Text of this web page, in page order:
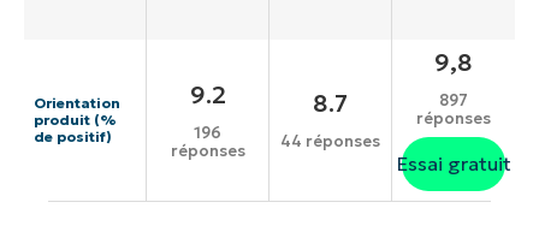
Orientation
produit (%
de positif)
9.2
196
réponses
8.7
44 réponses
9,8
897
réponses
Essai gratuit